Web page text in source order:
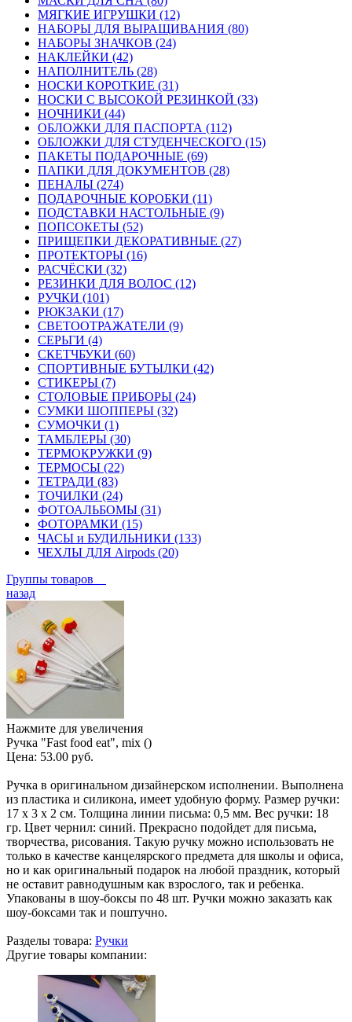
МЯГКИЕ ИГРУШКИ (12)
НАБОРЫ ДЛЯ ВЫРАЩИВАНИЯ (80)
НАБОРЫ ЗНАЧКОВ (24)
НАКЛЕЙКИ (42)
НАПОЛНИТЕЛЬ (28)
НОСКИ КОРОТКИЕ (31)
НОСКИ С ВЫСОКОЙ РЕЗИНКОЙ (33)
НОЧНИКИ (44)
ОБЛОЖКИ ДЛЯ ПАСПОРТА (112)
ОБЛОЖКИ ДЛЯ СТУДЕНЧЕСКОГО (15)
ПАКЕТЫ ПОДАРОЧНЫЕ (69)
ПАПКИ ДЛЯ ДОКУМЕНТОВ (28)
ПЕНАЛЫ (274)
ПОДАРОЧНЫЕ КОРОБКИ (11)
ПОДСТАВКИ НАСТОЛЬНЫЕ (9)
ПОПСОКЕТЫ (52)
ПРИЩЕПКИ ДЕКОРАТИВНЫЕ (27)
ПРОТЕКТОРЫ (16)
РАСЧЁСКИ (32)
РЕЗИНКИ ДЛЯ ВОЛОС (12)
РУЧКИ (101)
РЮКЗАКИ (17)
СВЕТООТРАЖАТЕЛИ (9)
СЕРЬГИ (4)
СКЕТЧБУКИ (60)
СПОРТИВНЫЕ БУТЫЛКИ (42)
СТИКЕРЫ (7)
СТОЛОВЫЕ ПРИБОРЫ (24)
СУМКИ ШОППЕРЫ (32)
СУМОЧКИ (1)
ТАМБЛЕРЫ (30)
ТЕРМОКРУЖКИ (9)
ТЕРМОСЫ (22)
ТЕТРАДИ (83)
ТОЧИЛКИ (24)
ФОТОАЛЬБОМЫ (31)
ФОТОРАМКИ (15)
ЧАСЫ и БУДИЛЬНИКИ (133)
ЧЕХЛЫ ДЛЯ Airpods (20)
Группы товаров
назад
Нажмите для увеличения
Ручка "Fast food eat", mix ()
Цена: 53.00 руб.
Ручка в оригинальном дизайнерском исполнении. Выполнена
из пластика и силикона, имеет удобную форму. Размер ручки:
17 х 3 х 2 см. Толщина линии письма: 0,5 мм. Вес ручки: 18
гр. Цвет чернил: синий. Прекрасно подойдет для письма,
творчества, рисования. Такую ручку можно использовать не
только в качестве канцелярского предмета для школы и офиса,
но и как оригинальный подарок на любой праздник, который
не оставит равнодушным как взрослого, так и ребенка.
Упакованы в шоу-боксы по 48 шт. Ручки можно заказать как
шоу-боксами так и поштучно.
Разделы товара: Ручки
Другие товары компании: